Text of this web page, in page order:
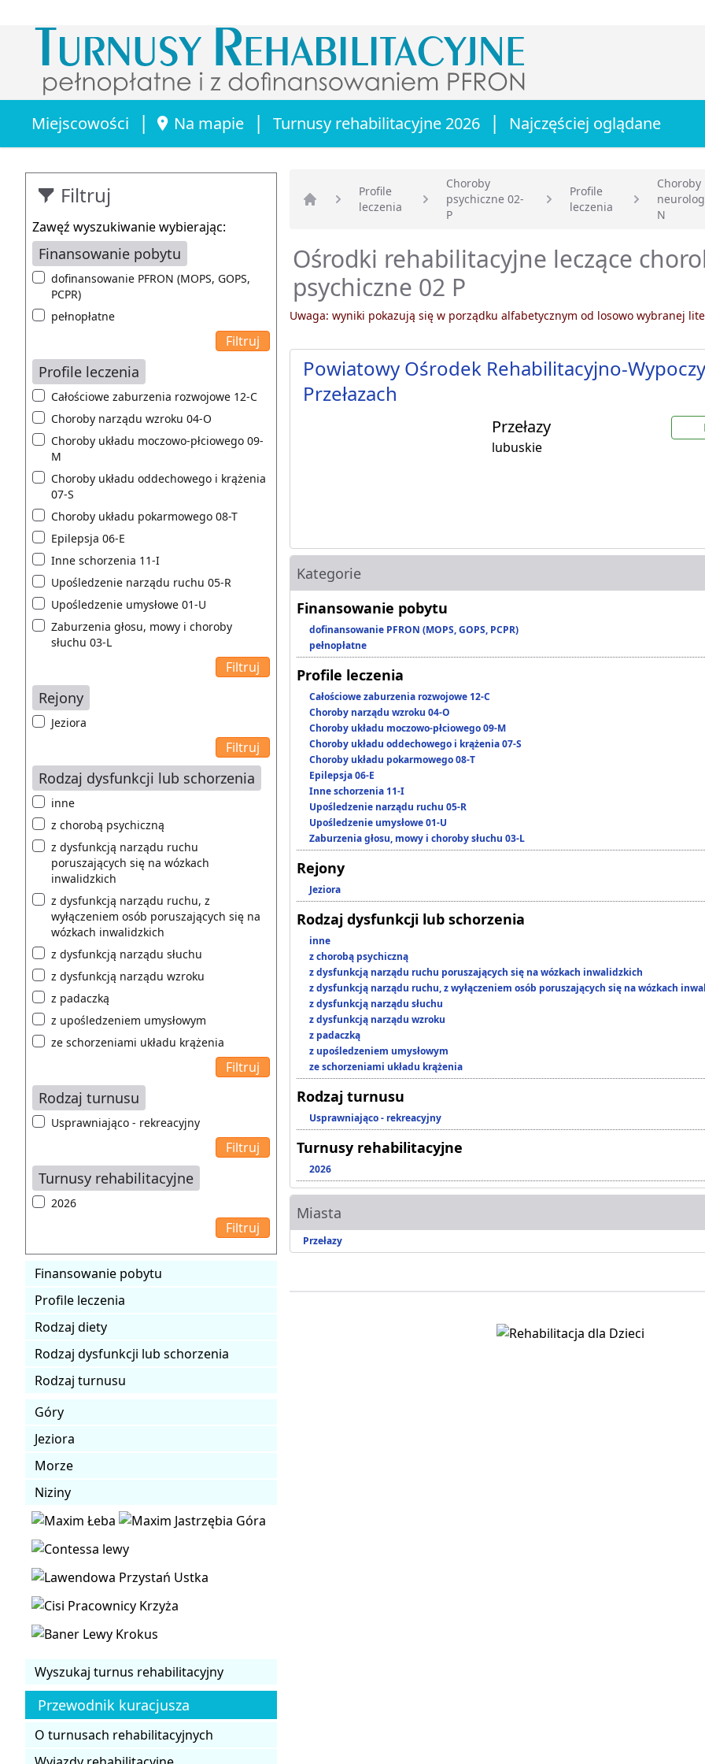
Miejscowości | Na mapie | Turnusy rehabilitacyjne 2026 | Najczęściej oglądane
Filtruj
Zawęź wyszukiwanie wybierając:
Finansowanie pobytu
dofinansowanie PFRON (MOPS, GOPS,
PCPR)
pełnopłatne
Profile leczenia
Całościowe zaburzenia rozwojowe 12-C
Choroby narządu wzroku 04-O
Choroby układu moczowo-płciowego 09-
M
Choroby układu oddechowego i krążenia
07-S
Choroby układu pokarmowego 08-T
Epilepsja 06-E
Inne schorzenia 11-I
Upośledzenie narządu ruchu 05-R
Upośledzenie umysłowe 01-U
Zaburzenia głosu, mowy i choroby
słuchu 03-L
Rejony
Jeziora
Rodzaj dysfunkcji lub schorzenia
inne
z chorobą psychiczną
z dysfunkcją narządu ruchu
poruszających się na wózkach
inwalidzkich
z dysfunkcją narządu ruchu, z
wyłączeniem osób poruszających się na
wózkach inwalidzkich
z dysfunkcją narządu słuchu
z dysfunkcją narządu wzroku
z padaczką
z upośledzeniem umysłowym
ze schorzeniami układu krążenia
Rodzaj turnusu
Usprawniająco - rekreacyjny
Turnusy rehabilitacyjne
2026
Finansowanie pobytu
Profile leczenia
Rodzaj diety
Rodzaj dysfunkcji lub schorzenia
Rodzaj turnusu
Góry
Jeziora
Morze
Niziny
Wyszukaj turnus rehabilitacyjny
Przewodnik kuracjusza
O turnusach rehabilitacyjnych
Strona główna
Profile
leczenia
Choroby
psychiczne 02-
P
Profile
leczenia
Choroby
N
Ośrodki rehabilitacyjne leczące
psychiczne 02 P
Uwaga: wyniki pokazują się w porządku alfabetycznym od losowo wybranej
Powiatowy Ośrodek Rehabilitacyjno-
Przełazach
Przełazy
lubuskie
Kategorie
Finansowanie pobytu
dofinansowanie PFRON (MOPS, GOPS, PCPR)
pełnopłatne
Profile leczenia
Całościowe zaburzenia rozwojowe 12-C
Choroby narządu wzroku 04-O
Choroby układu moczowo-płciowego 09-M
Choroby układu oddechowego i krążenia 07-S
Choroby układu pokarmowego 08-T
Epilepsja 06-E
Inne schorzenia 11-I
Upośledzenie narządu ruchu 05-R
Upośledzenie umysłowe 01-U
Zaburzenia głosu, mowy i choroby słuchu 03-L
Rejony
Jeziora
Rodzaj dysfunkcji lub schorzenia
inne
z chorobą psychiczną
z dysfunkcją narządu ruchu poruszających się na wózkach inwalidzkich
z dysfunkcją narządu ruchu, z wyłączeniem osób poruszających się na wózkach
z dysfunkcją narządu słuchu
z dysfunkcją narządu wzroku
z padaczką
z upośledzeniem umysłowym
ze schorzeniami układu krążenia
Rodzaj turnusu
Usprawniająco - rekreacyjny
Turnusy rehabilitacyjne
2026
Miasta
Przełazy